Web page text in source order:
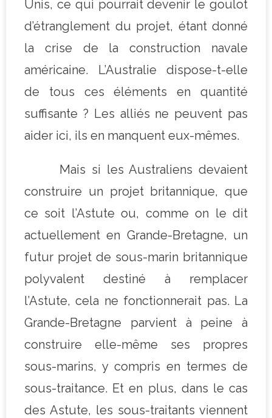
Unis, ce qui pourrait devenir le goulot
d’étranglement du projet, étant donné
la crise de la construction navale
américaine. L’Australie dispose-t-elle
de tous ces éléments en quantité
suffisante ? Les alliés ne peuvent pas
aider ici, ils en manquent eux-mêmes.
Mais si les Australiens devaient
construire un projet britannique, que
ce soit l’Astute ou, comme on le dit
actuellement en Grande-Bretagne, un
futur projet de sous-marin britannique
polyvalent destiné à remplacer
l’Astute, cela ne fonctionnerait pas. La
Grande-Bretagne parvient à peine à
construire elle-même ses propres
sous-marins, y compris en termes de
sous-traitance. Et en plus, dans le cas
des Astute, les sous-traitants viennent